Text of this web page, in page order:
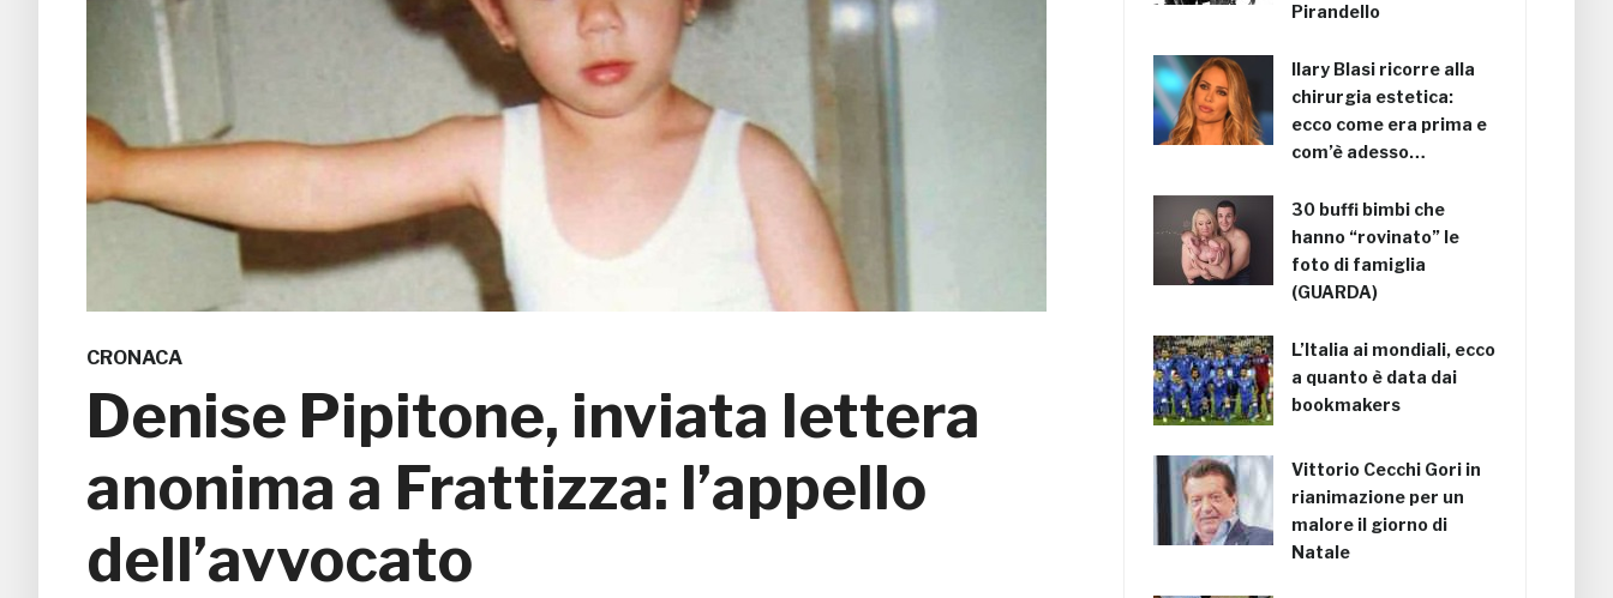
CRONACA
Denise Pipitone, inviata lettera
anonima a Frattizza: l’appello
dell’avvocato
Pirandello
Ilary Blasi ricorre alla
chirurgia estetica:
ecco come era prima e
com’è adesso…
30 buffi bimbi che
hanno “rovinato” le
foto di famiglia
(GUARDA)
L’Italia ai mondiali, ecco
a quanto è data dai
bookmakers
Vittorio Cecchi Gori in
rianimazione per un
malore il giorno di
Natale